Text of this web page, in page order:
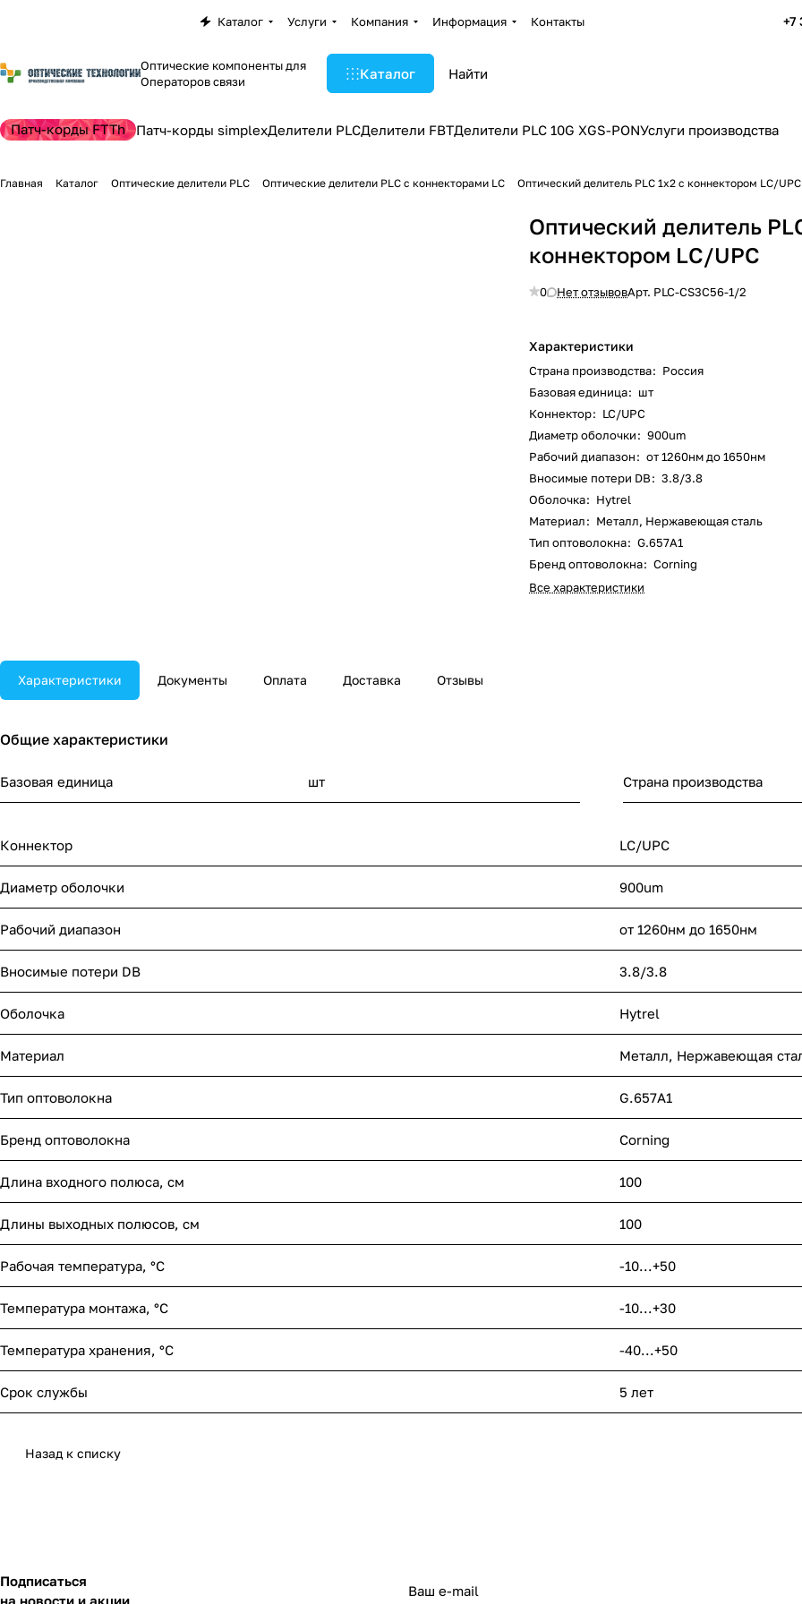
Каталог Услуги Компания Информация Контакты +7
Оптические компоненты для
Операторов связи
Каталог
Патч-корды FTTh Патч-корды simplexДелители PLCДелители FBTДелители PLC 10G XGS-PONУслуги производства
Главная Каталог Оптические делители PLC Оптические делители PLC с коннекторами LC Оптический делитель PLC 1x2 с коннектором LC/UPC
Оптический делитель
коннектором LC/UPC
0 Нет отзывовАрт. PLC-CS3C56-1/2
Характеристики
Страна производства: Россия
Базовая единица: шт
Коннектор: LC/UPC
Диаметр оболочки: 900um
Рабочий диапазон: от 1260нм до 1650нм
Вносимые потери DB: 3.8/3.8
Оболочка: Hytrel
Материал: Металл, Нержавеющая сталь
Тип оптоволокна: G.657A1
Бренд оптоволокна: Corning
Все характеристики
Характеристики Документы Оплата Доставка Отзывы
Общие характеристики
Базовая единица шт Страна производства
Коннектор LC/UPC
Диаметр оболочки 900um
Рабочий диапазон от 1260нм до 1650нм
Вносимые потери DB 3.8/3.8
Оболочка Hytrel
Материал Металл, Нержавеющая
Тип оптоволокна G.657A1
Бренд оптоволокна Corning
Длина входного полюса, см 100
Длины выходных полюсов, см 100
Рабочая температура, °С -10...+50
Температура монтажа, °С -10...+30
Температура хранения, °С -40...+50
Срок службы 5 лет
Назад к списку
Подписаться
на новости и акции